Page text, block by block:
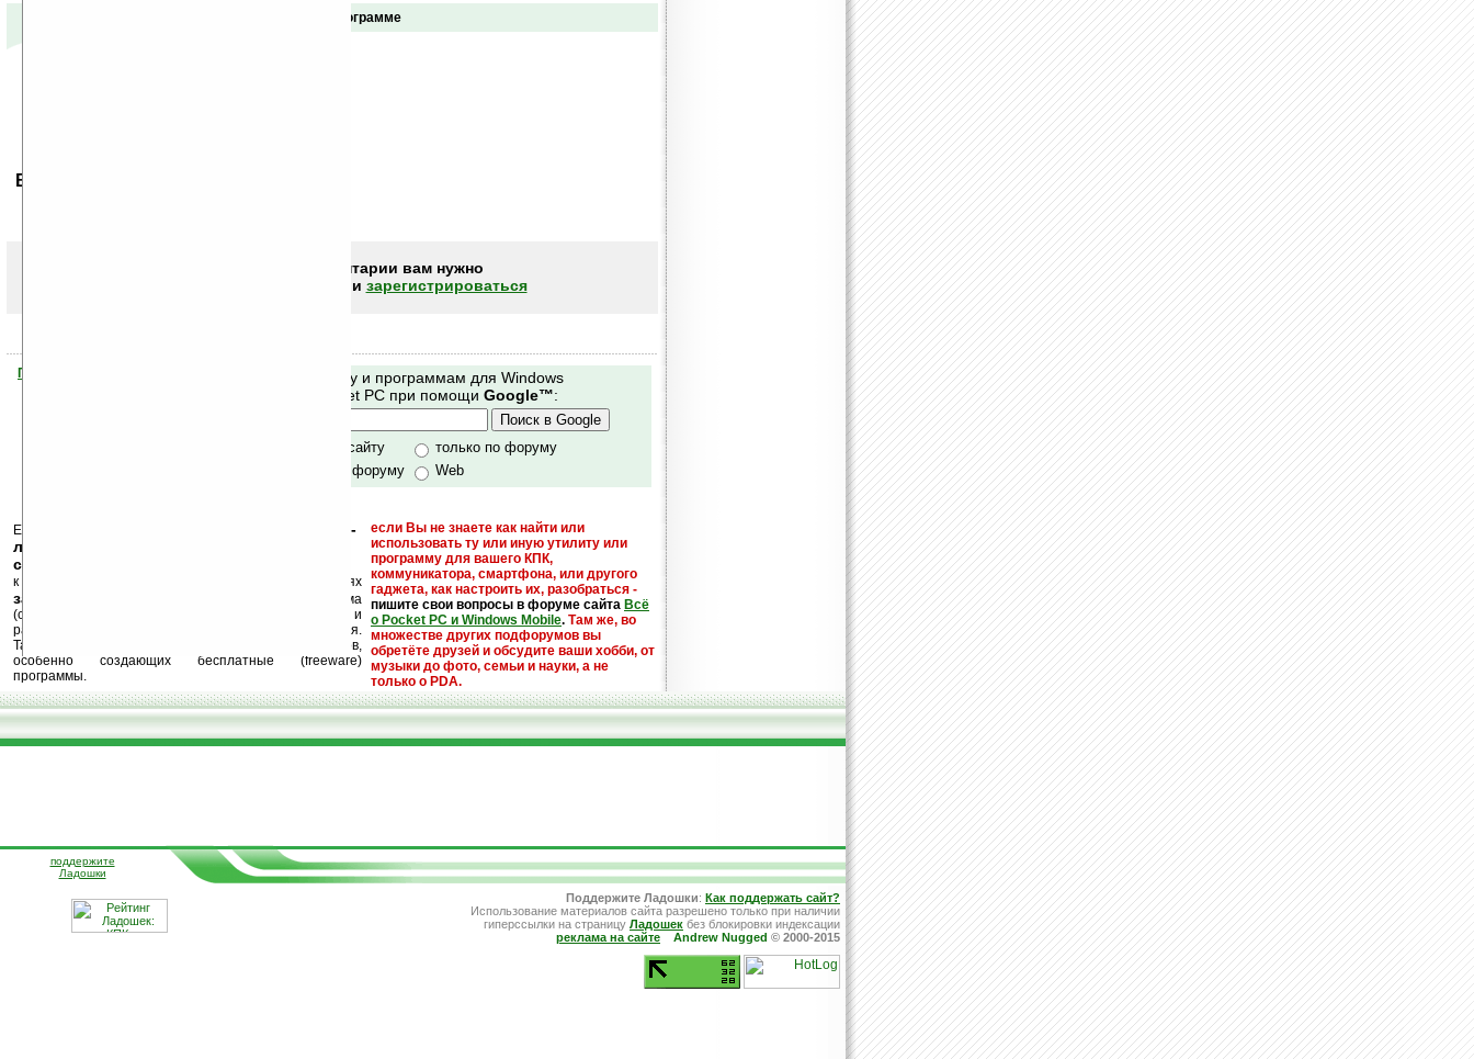
Отзывы о программе
Ваше мнение будет первым.
Чтобы писать комментарии вам нужно
или зарегистрироваться
Помогите Ладошкам стать лучше
Поиск по сайту и программам для Windows
Mobile и Pocket PC при помощи Google™:
только по сайту
только по форуму
по сайту и форуму
Web
Еще раз обращаем внимание, что
кейгены, кряки -
лекарства, серийные номера, ключи и
ссылки на варезные сайты
если Вы не знаете как найти или
использовать ту или иную утилиту или
программу для вашего КПК,
коммуникатора, смартфона, или другого
гаджета, как настроить их, разобраться -
пишите свои вопросы в форуме сайта Всё
о Pocket PC и Windows Mobile. Там же, во
множестве других подфорумов вы
обретёте друзей и обсудите ваши хобби, от
музыки до фото, семьи и науки, а не
только о PDA.
к публикации на нашем сайте в комментариях
запрещены
, как и несанкционированная реклама
(спам). Мы поддерживаем авторов программ и
развитие легального программного обеспечения.
Также мы призываем Вас поддерживать авторов,
особенно создающих бесплатные (freeware)
программы.
поддержите
Ладошки
Поддержите Ладошки: Как поддержать сайт?
Использование материалов сайта разрешено только при наличии
гиперссылки на страницу Ладошек без блокировки индексации
реклама на сайте
Andrew Nugged © 2000-2015